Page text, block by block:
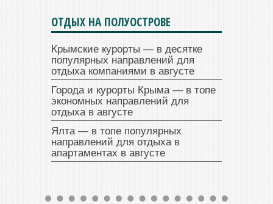
ОТДЫХ НА ПОЛУОСТРОВЕ
Крымские курорты — в десятке
популярных направлений для
отдыха компаниями в августе
Города и курорты Крыма — в топе
экономных направлений для
отдыха в августе
Ялта — в топе популярных
направлений для отдыха в
апартаментах в августе